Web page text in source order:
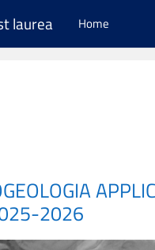
laurea Home
2026